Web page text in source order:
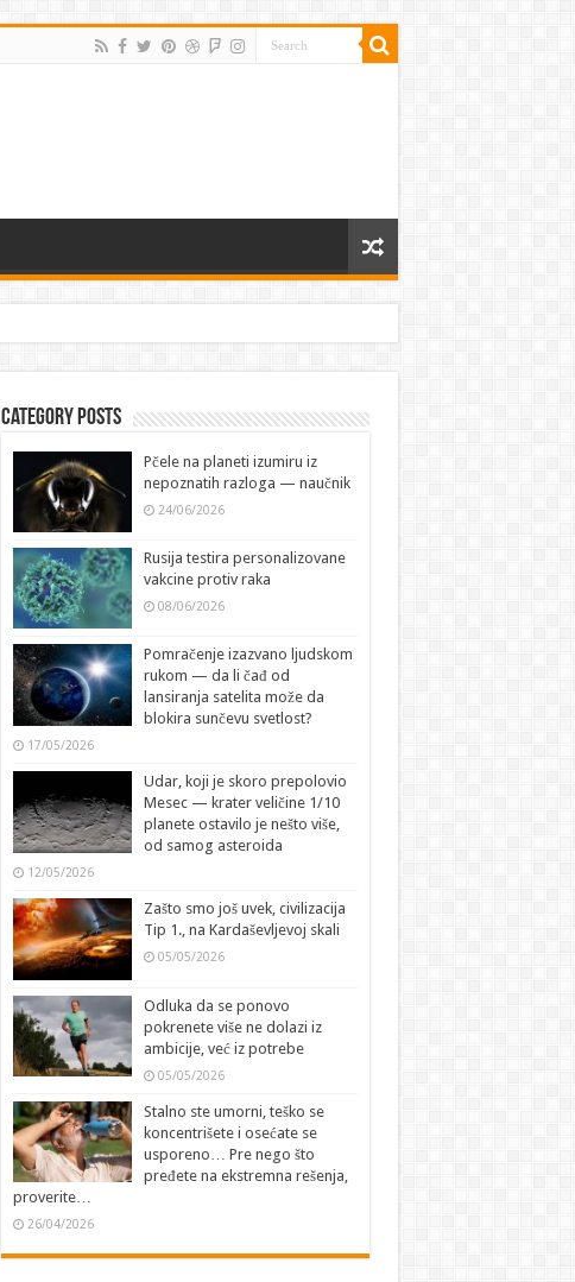
Category Posts
Pčele na planeti izumiru iz
nepoznatih razloga — naučnik
24/06/2026
Rusija testira personalizovane
vakcine protiv raka
08/06/2026
Pomračenje izazvano ljudskom
rukom — da li čađ od
lansiranja satelita može da
blokira sunčevu svetlost?
17/05/2026
Udar, koji je skoro prepolovio
Mesec — krater veličine 1/10
planete ostavilo je nešto više,
od samog asteroida
12/05/2026
Zašto smo još uvek, civilizacija
Tip 1., na Kardaševljevoj skali
05/05/2026
Odluka da se ponovo
pokrenete više ne dolazi iz
ambicije, već iz potrebe
05/05/2026
Stalno ste umorni, teško se
koncentrišete i osećate se
usporeno… Pre nego što
pređete na ekstremna rešenja,
proverite…
26/04/2026